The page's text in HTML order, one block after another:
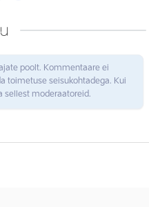
poolt. Kommentaare ei
toimetuse seisukohtadega. Kui
sellest moderaatoreid.